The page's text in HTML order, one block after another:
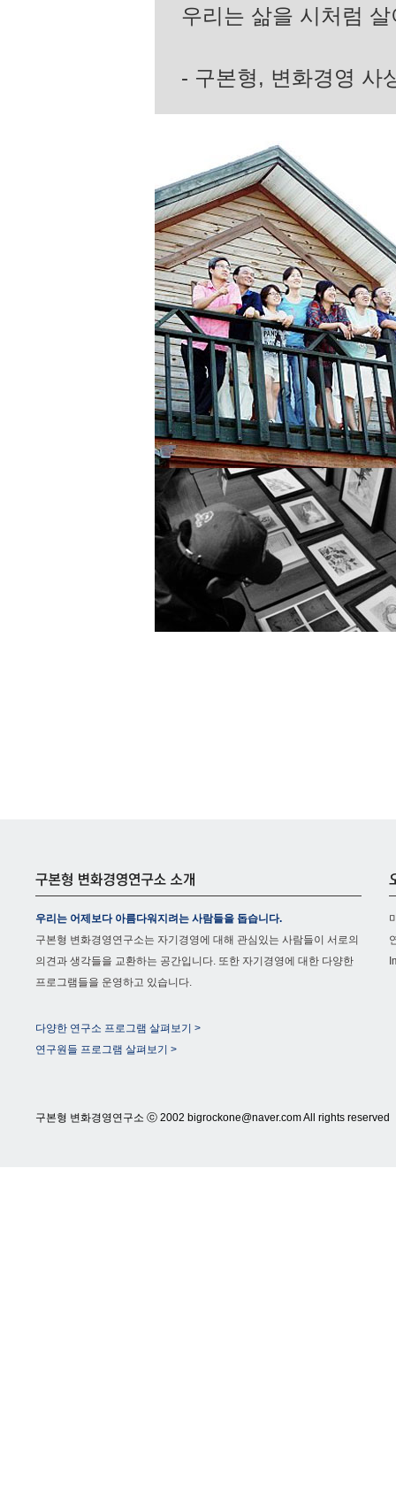
우리는 삶을 시처럼
- 구본형, 변화경영 사
우리는 어제보다 아름다워지려는 사람들을 돕습니다.
구본형 변화경영연구소는 자기경영에 대해 관심있는 사람들이 서로의
의견과 생각들을 교환하는 공간입니다. 또한 자기경영에 대한 다양한
프로그램들을 운영하고 있습니다.
다양한 연구소 프로그램 살펴보기 >
연구원들 프로그램 살펴보기 >
구본형 변화경영연구소 ⓒ 2002 bigrockone@naver.com All rights reserved